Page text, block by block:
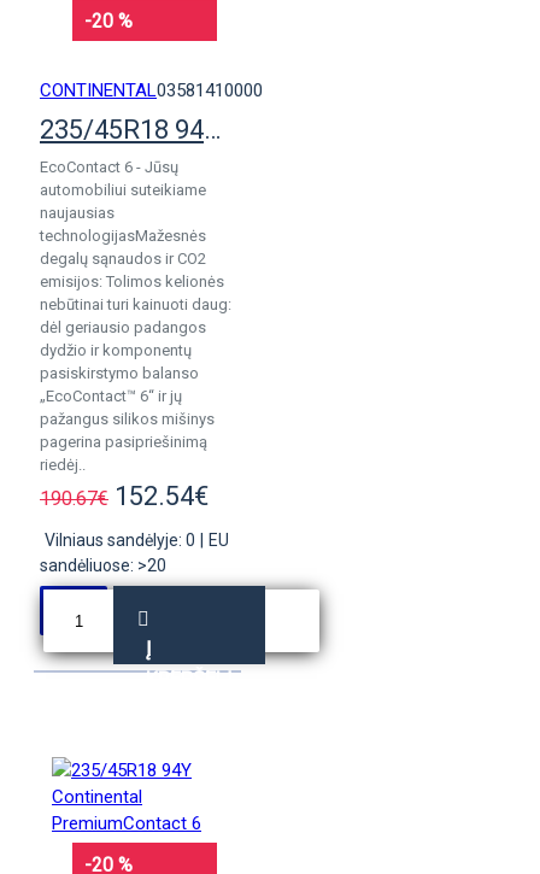
-20 %
CONTINENTAL03581410000
235/45R18 94W Continental EcoContact 6
EcoContact 6 - Jūsų
automobiliui suteikiame
naujausias
technologijasMažesnės
degalų sąnaudos ir CO2
emisijos: Tolimos kelionės
nebūtinai turi kainuoti daug:
dėl geriausio padangos
dydžio ir komponentų
pasiskirstymo balanso
„EcoContact™ 6“ ir jų
pažangus silikos mišinys
pagerina pasipriešinimą
riedėj..
190.67€ 152.54€
Vilniaus sandėlyje: 0
EU
sandėliuose: >20
Į
KREPŠELĮ
-20 %